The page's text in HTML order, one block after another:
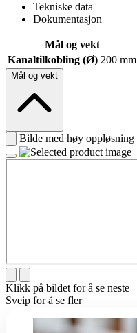
Tekniske data
Dokumentasjon
Mål og vekt
Kanaltilkobling (Ø) 200 mm
Mål og vekt
Bilde med høy oppløsning
Klikk på bildet for å se neste
Sveip for å se fler